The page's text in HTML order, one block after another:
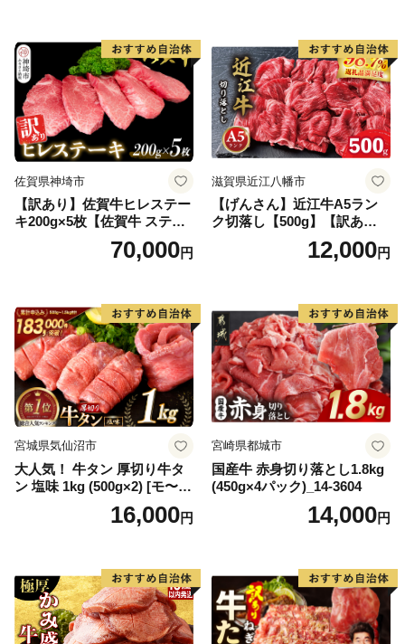
気】(H083106)
佐賀県神埼市
【訳あり】佐賀牛ヒレステー
キ200g×5枚【佐賀牛 ステー
キ ブランド肉 ヒレ肉 フィレ
肉 ジューシー ヘルシー】(H0
70,000円
滋賀県近江八幡市
【げんさん】近江牛A5ラン
ク切落し【500g】【訳あり】
12,000円
宮城県気仙沼市
大人気！ 牛タン 厚切り牛タ
ン 塩味 1kg (500g×2) [モ〜ラ
ンド 宮城県 気仙沼市 205646
60] 肉 牛肉 精肉 牛たん 牛タ
厚切り タン
16,000円
宮崎県都城市
国産牛 赤身切り落とし1.8kg
(450g×4パック)_14-3604
14,000円